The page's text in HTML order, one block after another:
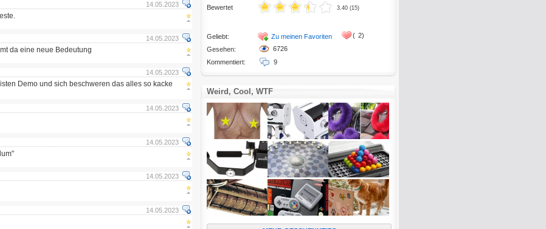
14.05.2023
14.05.2023
da eine neue Bedeutung
14.05.2023
Demo und sich beschweren das alles so kacke
14.05.2023
14.05.2023
14.05.2023
14.05.2023
Bewertet
Geliebt:
Gesehen:
Kommentiert:
3.40 (15)
Zu meinen Favoriten
6726
9
( 2)
Weird, Cool, WTF